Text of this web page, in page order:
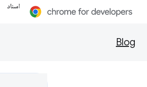
اسناد
Blog